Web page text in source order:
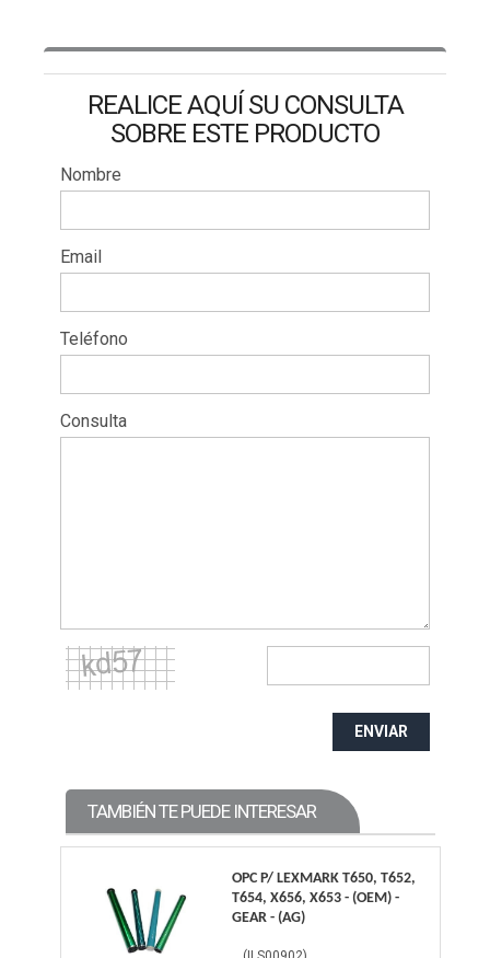
REALICE AQUÍ SU CONSULTA
SOBRE ESTE PRODUCTO
Nombre
Email
Teléfono
Consulta
ENVIAR
TAMBIÉN TE PUEDE INTERESAR
OPC P/ LEXMARK T650, T652,
T654, X656, X653 - (OEM) -
GEAR - (AG)